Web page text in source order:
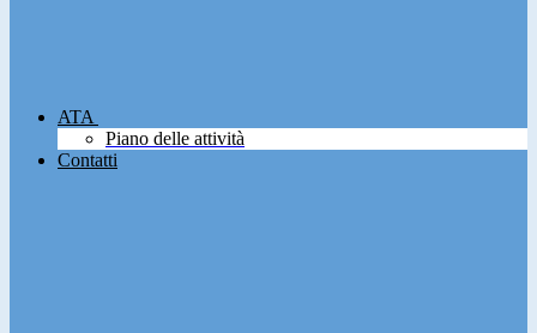
ATA
Piano delle attività
Contatti